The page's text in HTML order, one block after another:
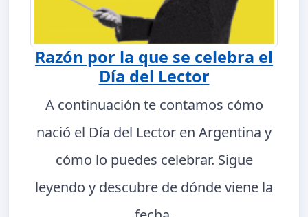
Razón por la que se celebra el
Día del Lector
A continuación te contamos cómo
nació el Día del Lector en Argentina y
cómo lo puedes celebrar. Sigue
leyendo y descubre de dónde viene la